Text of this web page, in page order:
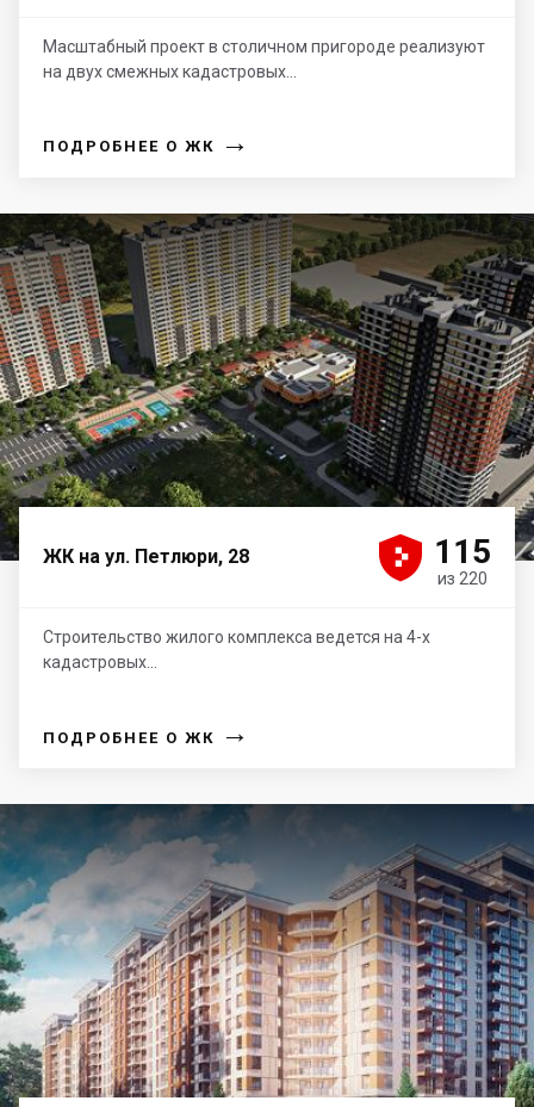
Масштабный проект в столичном пригороде реализуют
на двух смежных кадастровых...
ПОДРОБНЕЕ О ЖК →
ЖК на ул. Петлюри, 28 



 115
из 220
Строительство жилого комплекса ведется на 4-х
кадастровых...
ПОДРОБНЕЕ О ЖК →